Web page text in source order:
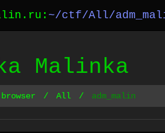
: ~/ctf/All/
Malinka
All adm_malin